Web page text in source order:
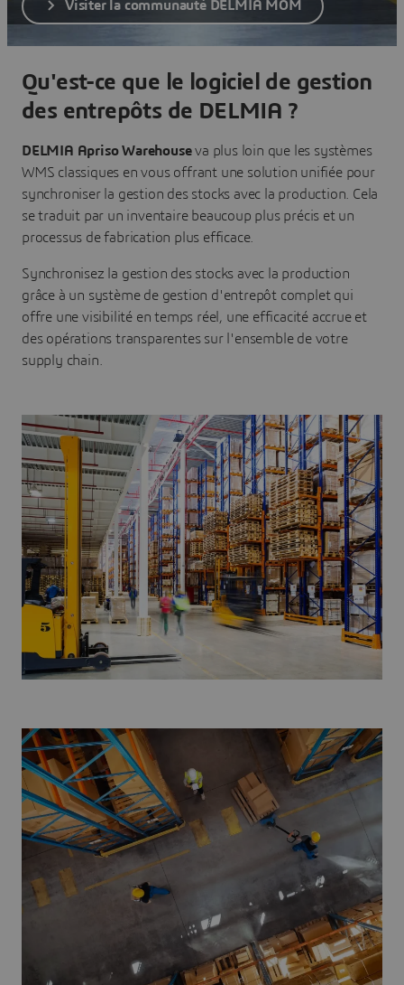
Visiter la communauté DELMIA MOM
Qu'est-ce que le logiciel de gestion
des entrepôts de DELMIA ?
DELMIA Apriso Warehouseva plus loin que les systèmes
WMS classiques en vous offrant une solution unifiée pour
synchroniser la gestion des stocks avec la production. Cela
se traduit par un inventaire beaucoup plus précis et un
processus de fabrication plus efficace.
Synchronisez la gestion des stocks avec la production
grâce à un système de gestion d'entrepôt complet qui
offre une visibilité en temps réel, une efficacité accrue et
des opérations transparentes sur l'ensemble de votre
supply chain.